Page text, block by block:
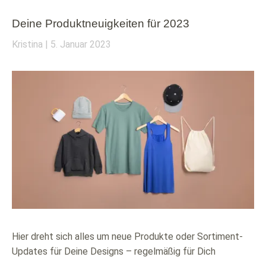
Deine Produktneuigkeiten für 2023
Kristina 5. Januar 2023
Hier dreht sich alles um neue Produkte oder Sortiment-
Updates für Deine Designs – regelmäßig für Dich